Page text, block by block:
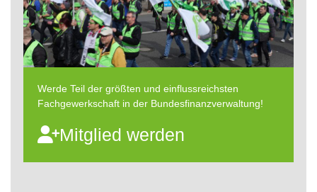
Werde Teil der größten und einflussreichsten
Fachgewerkschaft in der Bundesfinanzverwaltung!
Mitglied werden